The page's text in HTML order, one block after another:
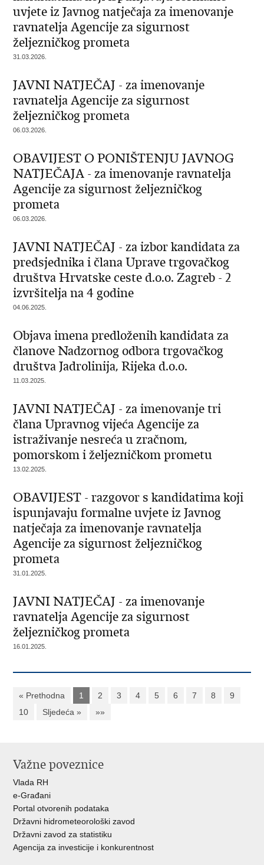
uvjete iz Javnog natječaja za imenovanje
ravnatelja Agencije za sigurnost
željezničkog prometa
31.03.2026.
JAVNI NATJEČAJ - za imenovanje
ravnatelja Agencije za sigurnost
željezničkog prometa
06.03.2026.
OBAVIJEST O PONIŠTENJU JAVNOG
NATJEČAJA - za imenovanje ravnatelja
Agencije za sigurnost željezničkog
prometa
06.03.2026.
JAVNI NATJEČAJ - za izbor kandidata za
predsjednika i člana Uprave trgovačkog
društva Hrvatske ceste d.o.o. Zagreb - 2
izvršitelja na 4 godine
04.06.2025.
Objava imena predloženih kandidata za
članove Nadzornog odbora trgovačkog
društva Jadrolinija, Rijeka d.o.o.
11.03.2025.
JAVNI NATJEČAJ - za imenovanje tri
člana Upravnog vijeća Agencije za
istraživanje nesreća u zračnom,
pomorskom i željezničkom prometu
13.02.2025.
OBAVIJEST - razgovor s kandidatima koji
ispunjavaju formalne uvjete iz Javnog
natječaja za imenovanje ravnatelja
Agencije za sigurnost željezničkog
prometa
31.01.2025.
JAVNI NATJEČAJ - za imenovanje
ravnatelja Agencije za sigurnost
željezničkog prometa
16.01.2025.
« Prethodna 1 2 3 4 5 6 7 8
9
10
Sljedeća » »»
Važne poveznice
Vlada RH
e-Građani
Portal otvorenih podataka
Državni hidrometeorološki zavod
Državni zavod za statistiku
Agencija za investicije i konkurentnost